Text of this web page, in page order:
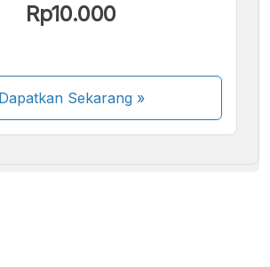
Rp10.000
Dapatkan Sekarang»
pembayaran masih dalam